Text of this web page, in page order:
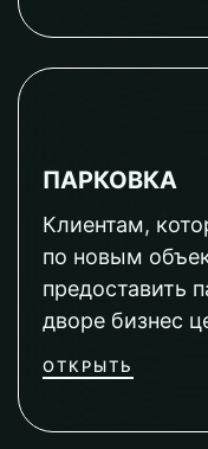
ПАРКОВКА
Клиентам,
по новым
предоставить
дворе бизнес
ОТКРЫТЬ